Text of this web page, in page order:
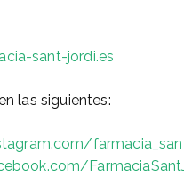
sant-jordi.es
las siguientes: